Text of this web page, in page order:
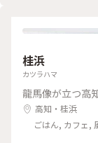
ていたの
ラッとし
ライラ😣
ました😅
思います
ト #ほう
ょっぴり
軒先に客
桂浜
カツラハマ
龍馬像が立つ高
高知・桂浜
ごはん, カフェ,